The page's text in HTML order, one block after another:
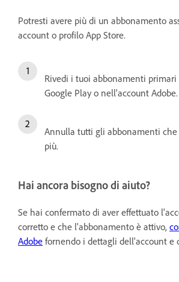
Potresti avere più di un abbonamento
account o profilo App Store.
Rivedi i tuoi abbonamenti primari
Google Play o nell'account Adobe.
Annulla tutti gli abbonamenti
più.
Hai ancora bisogno di aiuto?
Se hai confermato di aver effettuato
corretto e che l'abbonamento è attivo,
Adobe fornendo i dettagli dell'account e